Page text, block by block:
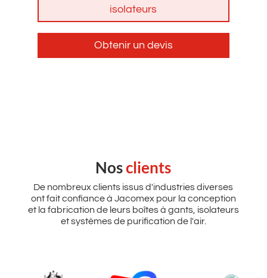
isolateurs
Obtenir un devis
Nosclients
De nombreux clients issus d'industries diverses
ont fait confiance à Jacomex pour la conception
et la fabrication de leurs boîtes à gants, isolateurs
et systèmes de purification de l'air.